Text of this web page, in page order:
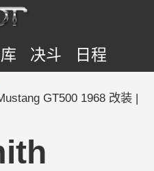
决斗 日程
GT500 1968 改装 |